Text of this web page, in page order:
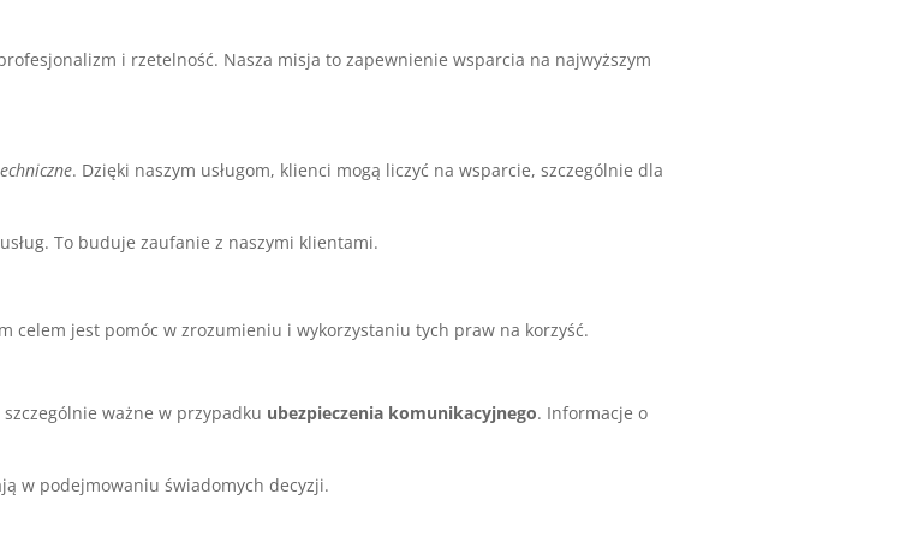
i rzetelność. Nasza misja to zapewnienie wsparcia na najwyższym
. Dzięki naszym usługom, klienci mogą liczyć na wsparcie, szczególnie dla
To buduje zaufanie z naszymi klientami.
celem jest pomóc w zrozumieniu i wykorzystaniu tych praw na korzyść.
ważne w przypadku ubezpieczenia komunikacyjnego. Informacje o
w podejmowaniu świadomych decyzji.